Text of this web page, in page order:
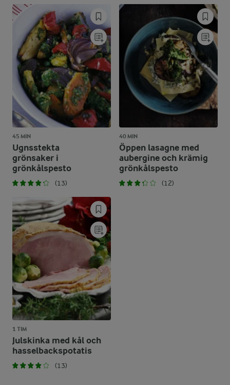
45 MIN
Ugnsstekta
grönsaker i
grönkålspesto
(13)
40 MIN
Öppen lasagne med
aubergine och krämig
grönkålspesto
(12)
1 TIM
Julskinka med kål och
hasselbackspotatis
(13)